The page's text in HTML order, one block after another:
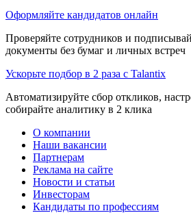
Оформляйте кандидатов онлайн
Проверяйте сотрудников и
документы без бумаг и личных встреч
Ускорьте подбор в 2 раза с Talantix
Автоматизируйте сбор откликов,
собирайте аналитику в 2 клика
О компании
Наши вакансии
Партнерам
Реклама на сайте
Новости и статьи
Инвесторам
Кандидаты по профессиям